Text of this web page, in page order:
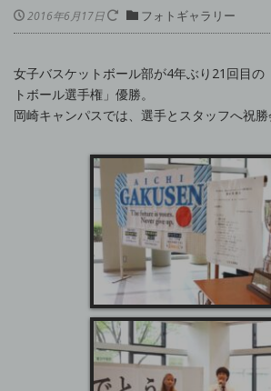
2016年6月17日 フォトギャラリー
女子バスケットボール部が4年ぶり21回目の
トボール選手権」優勝。
岡崎キャンパスでは、選手とスタッフへ祝勝